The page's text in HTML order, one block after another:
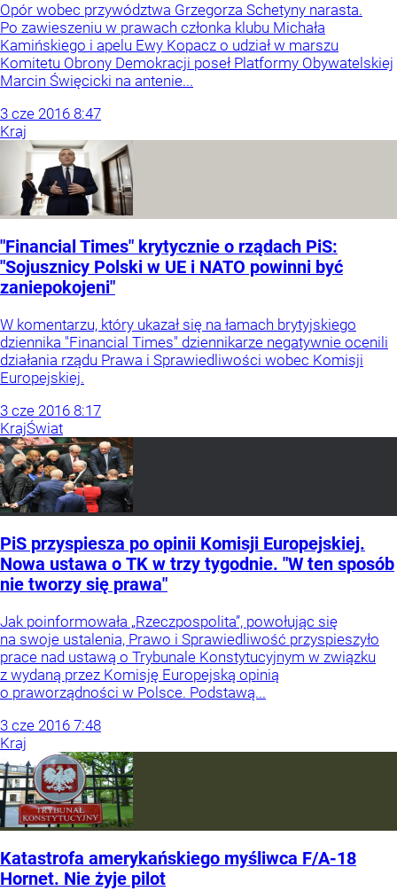
Opór wobec przywództwa Grzegorza Schetyny narasta.
Po zawieszeniu w prawach członka klubu Michała
Kamińskiego i apelu Ewy Kopacz o udział w marszu
Komitetu Obrony Demokracji poseł Platformy Obywatelskiej
Marcin Święcicki na antenie...
3 cze 2016 8:47
Kraj
"Financial Times" krytycznie o rządach PiS:
"Sojusznicy Polski w UE i NATO powinni być
zaniepokojeni"
W komentarzu, który ukazał się na łamach brytyjskiego
dziennika "Financial Times" dziennikarze negatywnie ocenili
działania rządu Prawa i Sprawiedliwości wobec Komisji
Europejskiej.
3 cze 2016 8:17
KrajŚwiat
PiS przyspiesza po opinii Komisji Europejskiej.
Nowa ustawa o TK w trzy tygodnie. "W ten sposób
nie tworzy się prawa"
Jak poinformowała „Rzeczpospolita”, powołując się
na swoje ustalenia, Prawo i Sprawiedliwość przyspieszyło
prace nad ustawą o Trybunale Konstytucyjnym w związku
z wydaną przez Komisję Europejską opinią
o praworządności w Polsce. Podstawą...
3 cze 2016 7:48
Kraj
Katastrofa amerykańskiego myśliwca F/A-18
Hornet. Nie żyje pilot